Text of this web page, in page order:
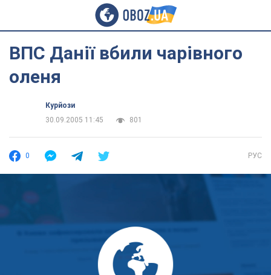
ВПС Данії вбили чарівного
оленя
Курйози
30.09.2005 11:45
801
0 РУС